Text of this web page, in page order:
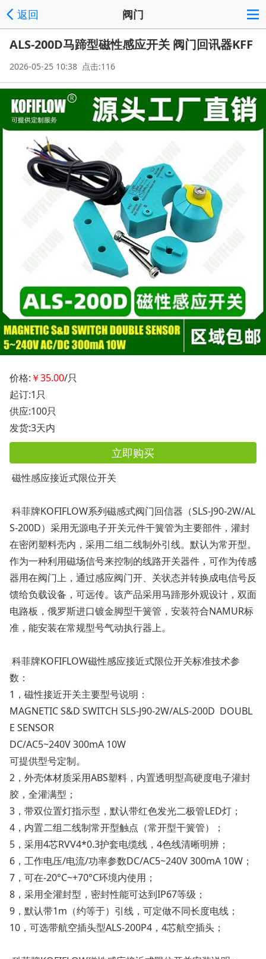
返回 阀门
ALS-200D马蹄型磁性感应开关 阀门回讯器KFF
2026-05-25 10:38 点击:116
价格: ￥35.00/只
起订:1只
供应:100只
发货:3天内
立即购买
磁性感应接近式限位开关
科菲牌KOFIFLOW系列磁感式阀门回信器（SLS-J90-2W/AL
S-200D）采用无源电子开关元件干簧管为主要部件，灌封
在密闭塑料壳内，采用二组二线制外引线。默认为常开型。
作为一种利用磁场信号来控制的线路开关器件，可作为传感
器用在阀门上，通过感应阀门开、关状态并转换成电信号反
馈给负载设备，可远传。该产品采用马蹄形外观设计，双面
电路板，俄罗斯进口镀金脚型干簧管，安装符合NAMUR标
准，能安装在常规型号气动执行器上。
科菲牌KOFIFLOW磁性感应接近式限位开关标准技术参
数：
1，磁性接近开关主要型号说明：
MAGNETIC S&D SWITCH SLS-J90-2W/ALS-200D DOUBL
E SENSOR
DC/AC5~240V 300mA 10W
可提供型号定制。
2，外壳体材质采用ABS塑料，内置透明型高硬度电子灌封
胶，全灌满型；
3，带双位置灯指示型，默认带红色发光二极管LED灯；
4，内置二组二线制常开型触点（常开型干簧管）；
5，采用4芯RVV4*0.3护套电缆线，4色线清晰明辨；
6，工作电压/电流/功率参数DC/AC5~240V 300mA 10W；
7，可在-20°C~+70°C环境内使用；
8，采用全灌封型，密封性能可达到IP67等级；
9，默认带1m（约等于）引线，可定做不同长度电线；
10，可选带航空插头型ALS-200P4，4芯航空插头；